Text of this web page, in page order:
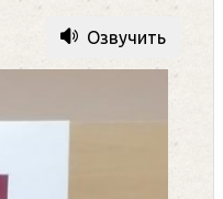
Озвучить